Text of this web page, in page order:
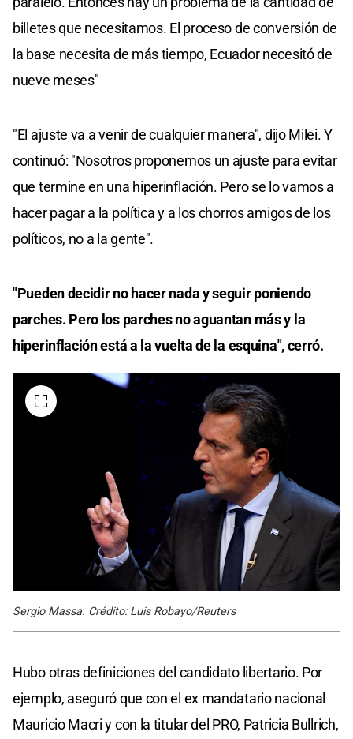
billetes que necesitamos. El proceso de conversión de
la base necesita de más tiempo, Ecuador necesitó de
nueve meses"
"El ajuste va a venir de cualquier manera", dijo Milei. Y
continuó: "Nosotros proponemos un ajuste para evitar
que termine en una hiperinflación. Pero se lo vamos a
hacer pagar a la política y a los chorros amigos de los
políticos, no a la gente".
"Pueden decidir no hacer nada y seguir poniendo
parches. Pero los parches no aguantan más y la
hiperinflación está a la vuelta de la esquina", cerró.
Sergio Massa. Crédito: Luis Robayo/Reuters
Hubo otras definiciones del candidato libertario. Por
ejemplo, aseguró que con el ex mandatario nacional
Mauricio Macri y con la titular del PRO, Patricia Bullrich,